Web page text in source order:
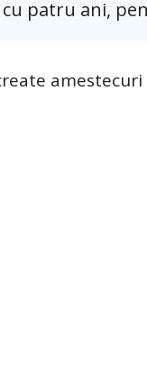
patru ani,